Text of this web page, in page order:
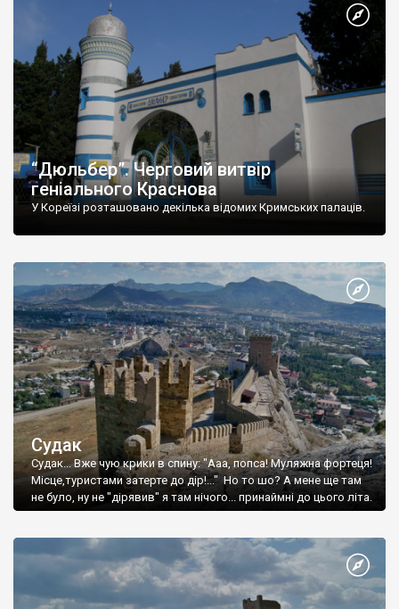
“Дюльбер”. Черговий витвір
геніального Краснова
У Кореїзі розташовано декілька відомих Кримських палаців.
Судак
Судак... Вже чую крики в спину: "Ааа, попса! Муляжна фортеця!
Місце,туристами затерте до дір!..." Но то шо? А мене ще там
не було, ну не "дірявив" я там нічого... принаймні до цього літа.